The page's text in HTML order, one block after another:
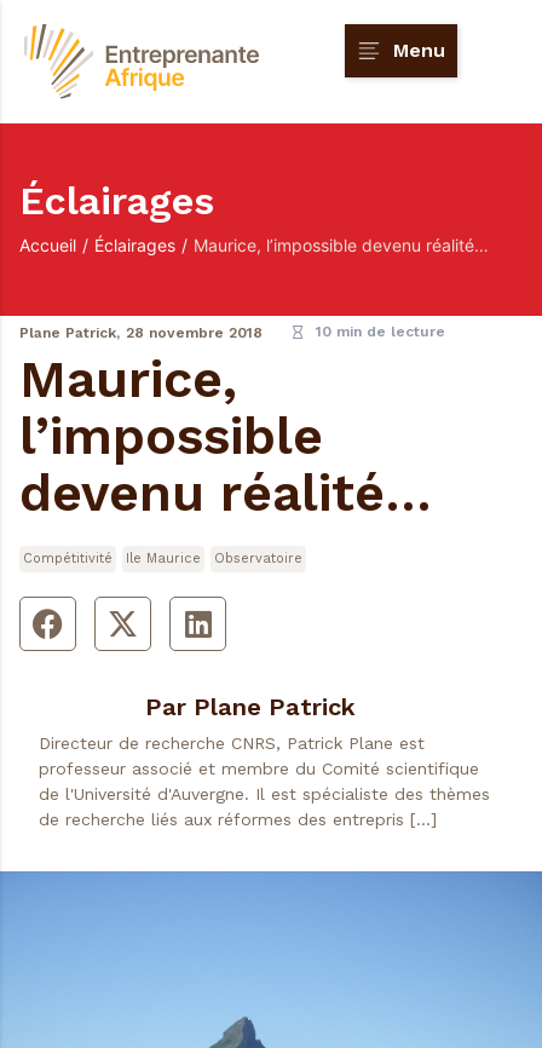
Menu
Éclairages
Accueil / Éclairages / Maurice, l’impossible devenu réalité…
Plane Patrick, 28 novembre 2018 10 min de lecture
Maurice,
l’impossible
devenu réalité…
Compétitivité Ile Maurice Observatoire
Par Plane Patrick
Directeur de recherche CNRS, Patrick Plane est
professeur associé et membre du Comité scientifique
de l'Université d'Auvergne. Il est spécialiste des thèmes
de recherche liés aux réformes des entrepris […]